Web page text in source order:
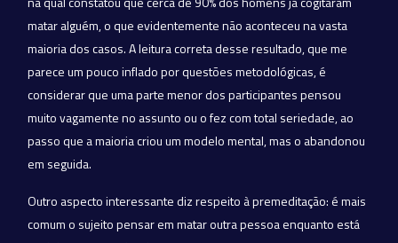
matar alguém, o que evidentemente não aconteceu na vasta
maioria dos casos. A leitura correta desse resultado, que me
parece um pouco inflado por questões metodológicas, é
considerar que uma parte menor dos participantes pensou
muito vagamente no assunto ou o fez com total seriedade, ao
passo que a maioria criou um modelo mental, mas o abandonou
em seguida.
Outro aspecto interessante diz respeito à premeditação: é mais
comum o sujeito pensar em matar outra pessoa enquanto está